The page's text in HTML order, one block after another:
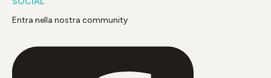
Entra nella nostra community